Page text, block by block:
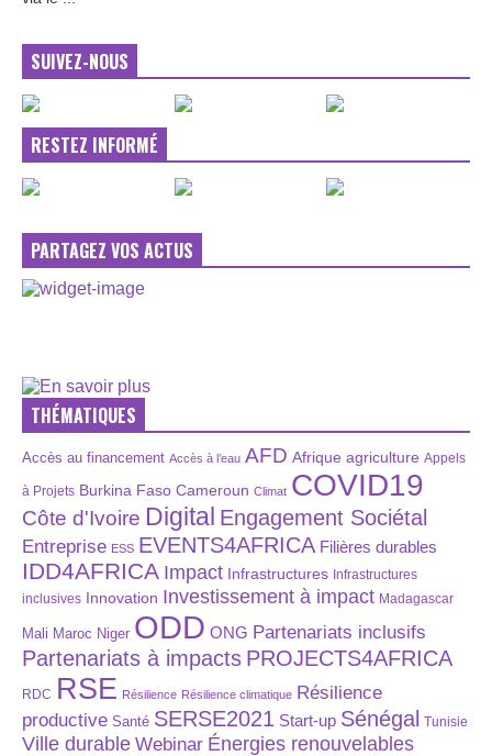
SUIVEZ-NOUS
RESTEZ INFORMÉ
PARTAGEZ VOS ACTUS
THÉMATIQUES
Accès au financement Accès à l’eau AFD Afrique agriculture Appels
à Projets Burkina Faso Cameroun Climat COVID19
Côte d'Ivoire Digital Engagement Sociétal
Entreprise ESS EVENTS4AFRICA Filières durables
IDD4AFRICA Impact Infrastructures Infrastructures
inclusives Innovation Investissement à impact Madagascar
Mali Maroc Niger ODD ONG Partenariats inclusifs
Partenariats à impacts PROJECTS4AFRICA
RDC RSE Résilience Résilience climatique Résilience
productive Santé SERSE2021 Start-up Sénégal Tunisie
Ville durable Webinar Énergies renouvelables